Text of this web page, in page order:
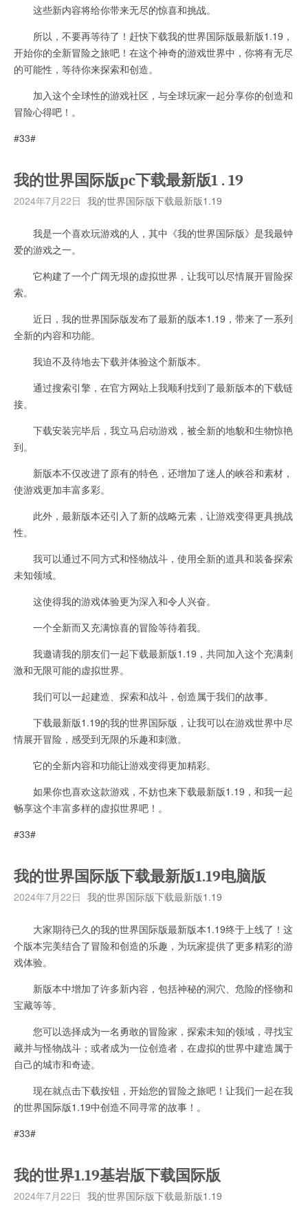
这些新内容将给你带来无尽的惊喜和挑战。
所以，不要再等待了！赶快下载我的世界国际版最新版1.19，
开始你的全新冒险之旅吧！在这个神奇的游戏世界中，你将有无尽
的可能性，等待你来探索和创造。
加入这个全球性的游戏社区，与全球玩家一起分享你的创造和
冒险心得吧！。
#33#
我的世界国际版pc下载最新版1 . 19
2024年7月22日 我的世界国际版下载最新版1.19
我是一个喜欢玩游戏的人，其中《我的世界国际版》是我最钟
爱的游戏之一。
它构建了一个广阔无垠的虚拟世界，让我可以尽情展开冒险探
索。
近日，我的世界国际版发布了最新的版本1.19，带来了一系列
全新的内容和功能。
我迫不及待地去下载并体验这个新版本。
通过搜索引擎，在官方网站上我顺利找到了最新版本的下载链
接。
下载安装完毕后，我立马启动游戏，被全新的地貌和生物惊艳
到。
新版本不仅改进了原有的特色，还增加了迷人的峡谷和素材，
使游戏更加丰富多彩。
此外，最新版本还引入了新的战略元素，让游戏变得更具挑战
性。
我可以通过不同方式和怪物战斗，使用全新的道具和装备探索
未知领域。
这使得我的游戏体验更为深入和令人兴奋。
一个全新而又充满惊喜的冒险等待着我。
我邀请我的朋友们一起下载最新版1.19，共同加入这个充满刺
激和无限可能的虚拟世界。
我们可以一起建造、探索和战斗，创造属于我们的故事。
下载最新版1.19的我的世界国际版，让我可以在游戏世界中尽
情展开冒险，感受到无限的乐趣和刺激。
它的全新内容和功能让游戏变得更加精彩。
如果你也喜欢这款游戏，不妨也来下载最新版1.19，和我一起
畅享这个丰富多样的虚拟世界吧！。
#33#
我的世界国际版下载最新版1.19电脑版
2024年7月22日 我的世界国际版下载最新版1.19
大家期待已久的我的世界国际版最新版本1.19终于上线了！这
个版本完美结合了冒险和创造的乐趣，为玩家提供了更多精彩的游
戏体验。
新版本中增加了许多新内容，包括神秘的洞穴、危险的怪物和
宝藏等等。
您可以选择成为一名勇敢的冒险家，探索未知的领域，寻找宝
藏并与怪物战斗；或者成为一位创造者，在虚拟的世界中建造属于
自己的城市和奇迹。
现在就点击下载按钮，开始您的冒险之旅吧！让我们一起在我
的世界国际版1.19中创造不同寻常的故事！。
#33#
我的世界1.19基岩版下载国际版
2024年7月22日 我的世界国际版下载最新版1.19